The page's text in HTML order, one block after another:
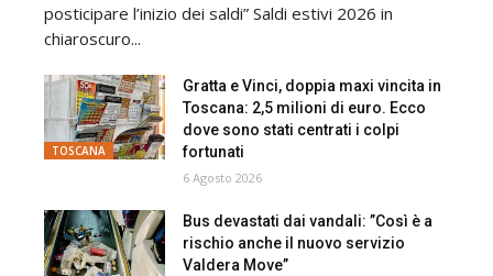
posticipare l’inizio dei saldi” Saldi estivi 2026 in
chiaroscuro...
TOSCANA
Gratta e Vinci, doppia maxi vincita in
Toscana: 2,5 milioni di euro. Ecco
dove sono stati centrati i colpi
fortunati
6 Agosto 2026
Bus devastati dai vandali: ”Così è a
rischio anche il nuovo servizio
Valdera Move”